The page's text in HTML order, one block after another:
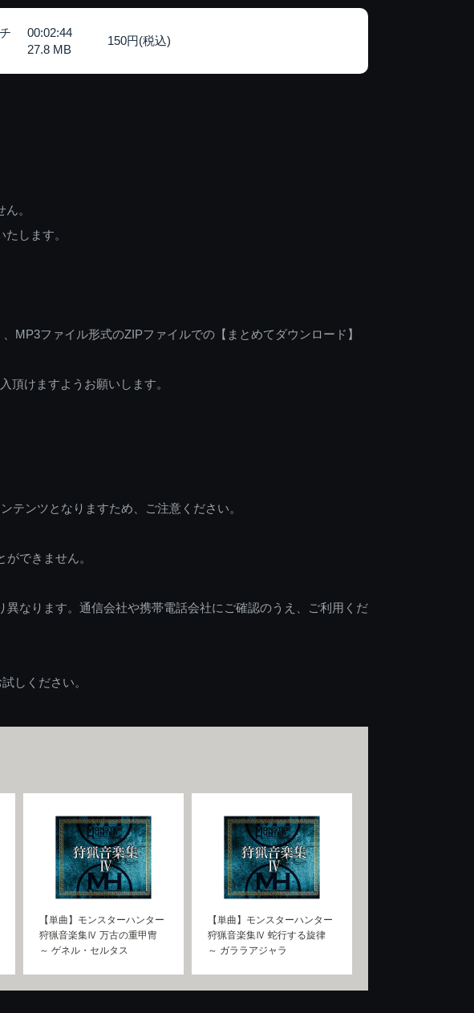
00:02:44
27.8 MB
150円(税込)
。
します。
ファイル形式のZIPファイルでの【まとめてダウンロード】
頂けますようお願いします。
テンツとなりますため、ご注意ください。
できません。
なります。通信会社や携帯電話会社にご確認のうえ、ご利用くだ
しください。
【単曲】モンスターハンター
狩猟音楽集Ⅳ 万古の重甲冑
～ ゲネル・セルタス
【単曲】モンスターハンター
狩猟音楽集Ⅳ 蛇行する旋律
～ ガララアジャラ